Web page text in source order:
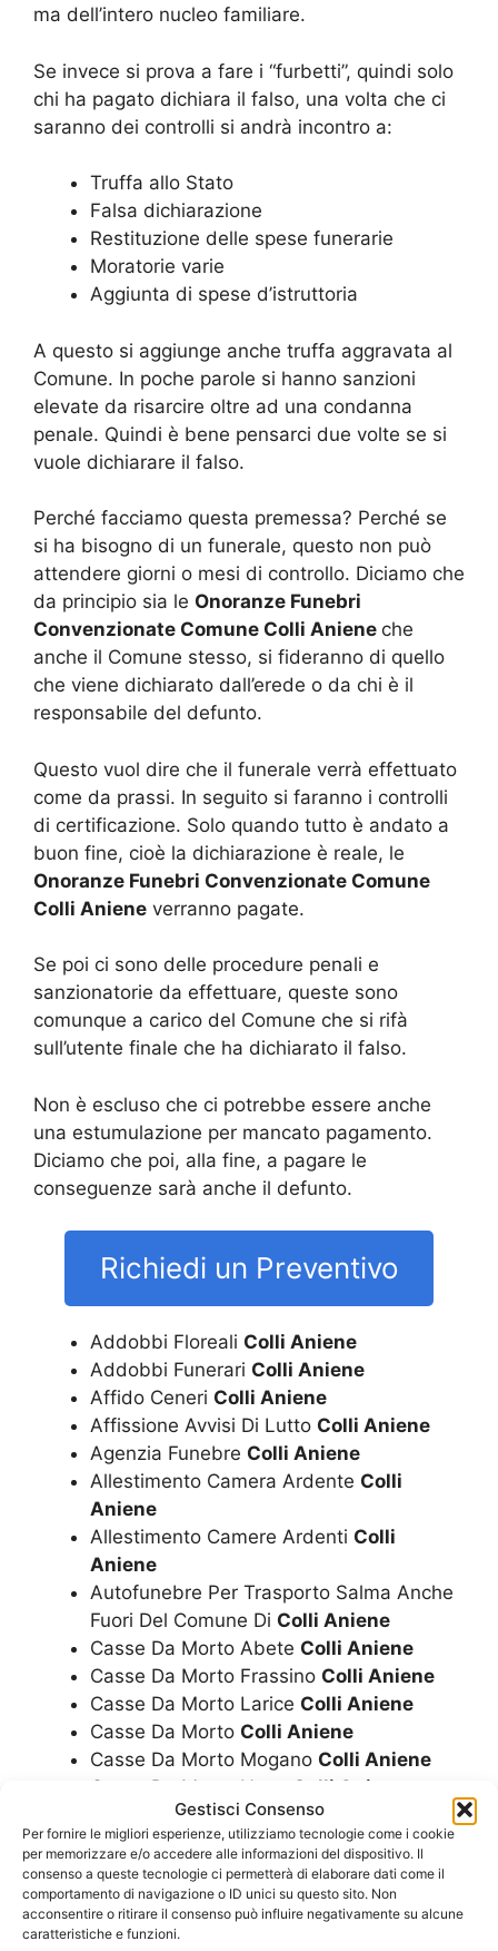
Gestisci Consenso
Per fornire le migliori esperienze, utilizziamo tecnologie come i cookie
per memorizzare e/o accedere alle informazioni del dispositivo. Il
consenso a queste tecnologie ci permetterà di elaborare dati come il
comportamento di navigazione o ID unici su questo sito. Non
acconsentire o ritirare il consenso può influire negativamente su alcune
caratteristiche e funzioni.
ma dell’intero nucleo familiare.
Se invece si prova a fare i “furbetti”, quindi solo
chi ha pagato dichiara il falso, una volta che ci
saranno dei controlli si andrà incontro a:
Truffa allo Stato
Falsa dichiarazione
Restituzione delle spese funerarie
Moratorie varie
Aggiunta di spese d’istruttoria
A questo si aggiunge anche truffa aggravata al
Comune. In poche parole si hanno sanzioni
elevate da risarcire oltre ad una condanna
penale. Quindi è bene pensarci due volte se si
vuole dichiarare il falso.
Perché facciamo questa premessa? Perché se
si ha bisogno di un funerale, questo non può
attendere giorni o mesi di controllo. Diciamo che
da principio sia le Onoranze Funebri
Convenzionate Comune Colli Aniene che
anche il Comune stesso, si fideranno di quello
che viene dichiarato dall’erede o da chi è il
responsabile del defunto.
Questo vuol dire che il funerale verrà effettuato
come da prassi. In seguito si faranno i controlli
di certificazione. Solo quando tutto è andato a
buon fine, cioè la dichiarazione è reale, le
Onoranze Funebri Convenzionate Comune
Colli Aniene verranno pagate.
Se poi ci sono delle procedure penali e
sanzionatorie da effettuare, queste sono
comunque a carico del Comune che si rifà
sull’utente finale che ha dichiarato il falso.
Non è escluso che ci potrebbe essere anche
una estumulazione per mancato pagamento.
Diciamo che poi, alla fine, a pagare le
conseguenze sarà anche il defunto.
Richiedi un Preventivo
Addobbi Floreali Colli Aniene
Addobbi Funerari Colli Aniene
Affido Ceneri Colli Aniene
Affissione Avvisi Di Lutto Colli Aniene
Agenzia Funebre Colli Aniene
Allestimento Camera Ardente Colli
Aniene
Allestimento Camere Ardenti Colli
Aniene
Autofunebre Per Trasporto Salma Anche
Fuori Del Comune Di Colli Aniene
Casse Da Morto Abete Colli Aniene
Casse Da Morto Frassino Colli Aniene
Casse Da Morto Larice Colli Aniene
Casse Da Morto Colli Aniene
Casse Da Morto Mogano Colli Aniene
Casse Da Morto Noce
Colli Aniene
Casse Da Morto RovereColli Aniene
Concessione LoculiColli Aniene
CoroneColli Aniene
Costo CremazioneColli Aniene
Costo Funerale Cremazione